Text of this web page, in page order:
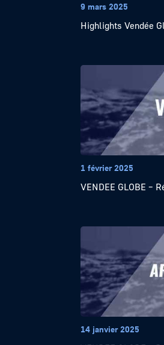
9 mars 2025
Highlights Vendée
1 février 2025
VENDEE GLOBE –
14 janvier 2025